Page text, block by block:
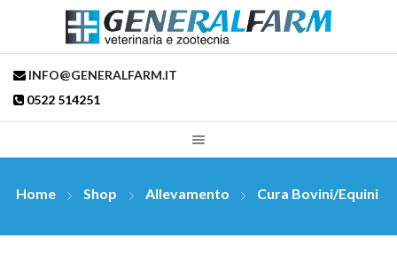
INFO@GENERALFARM.IT
0522 514251
Home Shop Allevamento Cura Bovini/Equini